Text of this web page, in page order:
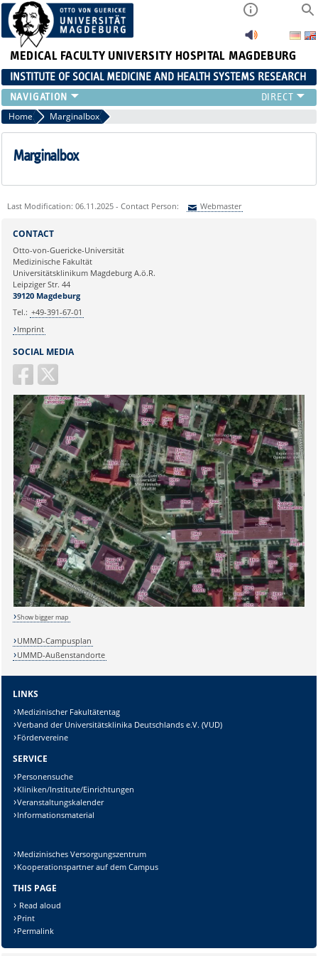
MEDICAL FACULTY UNIVERSITY HOSPITAL MAGDEBURG
INSTITUTE OF SOCIAL MEDICINE AND HEALTH SYSTEMS RESEARCH
TEACHING
INSTITUTE
TEAM
PUBLICATIONS
JOBS
Home Marginalbox
Marginalbox
Last Modification: 06.11.2025 - Contact Person: Webmaster
Ihre E-Mailadresse:
Ihr Anliegen:
Sicherheitsabfrage:
Lösung:
SOCIAL MEDIA
CONTACT
Otto-von-Guericke-Universität
Medizinische Fakultät
Universitätsklinikum Magdeburg A.ö.R.
Leipziger Str. 44
39120 Magdeburg
Tel.: +49-391-67-01
Imprint
Show bigger map
UMMD-Campusplan
UMMD-Außenstandorte
LINKS
Medizinischer Fakultätentag
Verband der Universitätsklinika Deutschlands e.V. (VUD)
Fördervereine
SERVICE
Personensuche
Kliniken/Institute/Einrichtungen
Veranstaltungskalender
Informationsmaterial
Medizinisches Versorgungszentrum
Kooperationspartner auf dem Campus
THIS PAGE
Read aloud
Print
Permalink